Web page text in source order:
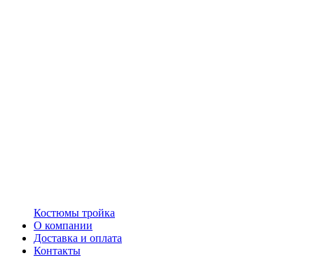
Костюмы тройка
О компании
Доставка и оплата
Контакты